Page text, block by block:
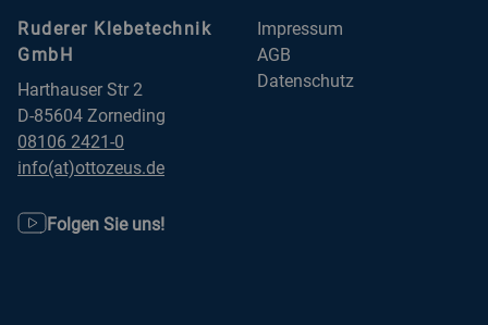
Ruderer Klebetechnik
GmbH
Harthauser Str 2
D-85604 Zorneding
08106 2421-0
info(at)ottozeus.de
Folgen Sie uns!
Impressum
AGB
Datenschutz